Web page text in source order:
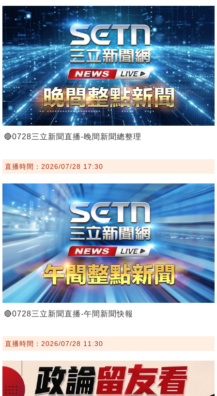
🔴0728三立新聞直播-晚間新聞總整理
直播時間：2026/07/28 17:30
🔴0728三立新聞直播-午間新聞快報
直播時間：2026/07/28 11:30